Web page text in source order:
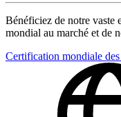
Bénéficiez de notre vaste
mondial au marché et de
Certification mondiale